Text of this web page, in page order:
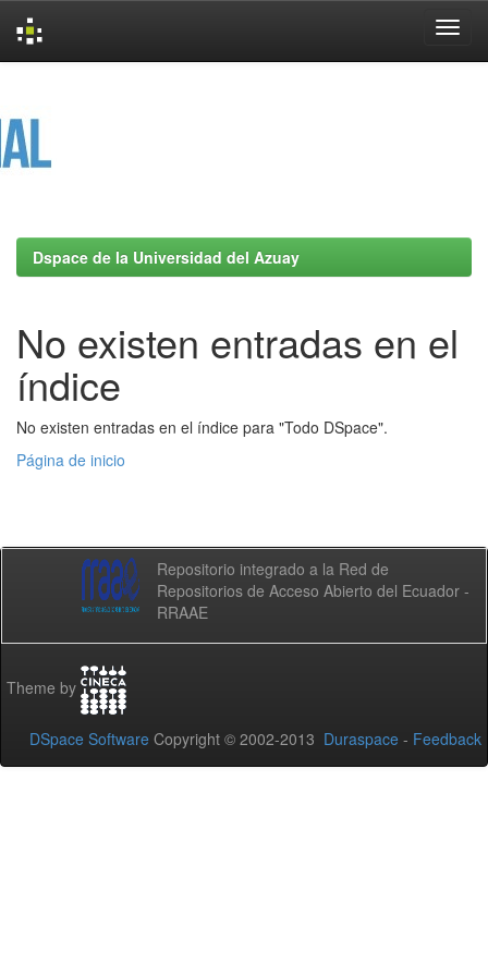
Dspace de la Universidad del Azuay
No existen entradas en el
índice
No existen entradas en el índice para "Todo DSpace".
Página de inicio
Repositorio integrado a la Red de
Repositorios de Acceso Abierto del Ecuador -
RRAAE
Theme by
DSpace Software Copyright © 2002-2013 Duraspace - Feedback